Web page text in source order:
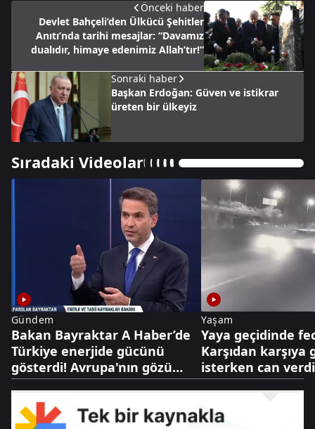
Önceki haber
Devlet Bahçeli’den Ülkücü Şehitler
Anıtı’nda tarihi mesajlar: “Davamız
dualıdır, himaye edenimiz Allah’tır!”
Sonraki haber
Başkan Erdoğan: Güven ve istikrar
üreten bir ülkeyiz
Sıradaki Videolar
Gündem
Bakan Bayraktar A Haber’de
Türkiye enerjide gücünü
gösterdi! Avrupa'nın gözü
Türk gazında
Yaşam
Yaya geçidinde
Karşıdan karşıya
isterken can